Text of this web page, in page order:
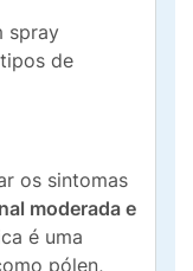
spray
de
os sintomas
moderada e
é uma
pólen,